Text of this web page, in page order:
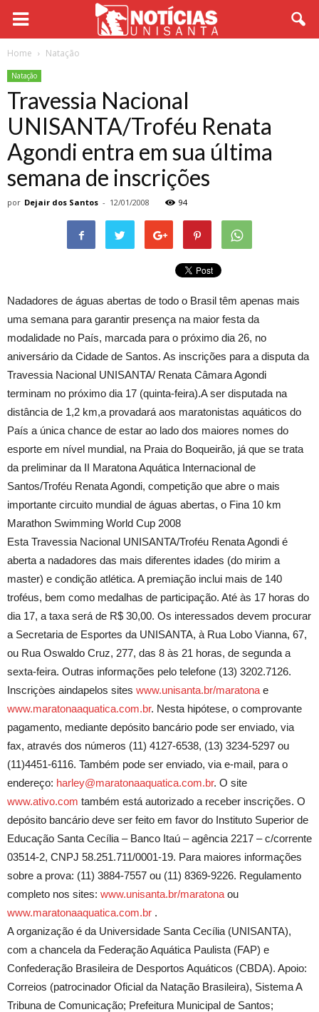
Home Natação
Natação
Travessia Nacional
UNISANTA/Troféu Renata
Agondi entra em sua última
semana de inscrições
por Dejair dos Santos - 12/01/2008 94
Nadadores de águas abertas de todo o Brasil têm apenas mais
uma semana para garantir presença na maior festa da
modalidade no País, marcada para o próximo dia 26, no
aniversário da Cidade de Santos. As inscrições para a disputa da
Travessia Nacional UNISANTA/ Renata Câmara Agondi
terminam no próximo dia 17 (quinta-feira).A ser disputada na
distância de 1,2 km,a provadará aos maratonistas aquáticos do
País a única chance de estar ao lado dos maiores nomes do
esporte em nível mundial, na Praia do Boqueirão, já que se trata
da preliminar da II Maratona Aquática Internacional de
Santos/Troféu Renata Agondi, competição que abre o mais
importante circuito mundial de águas abertas, o Fina 10 km
Marathon Swimming World Cup 2008
Esta Travessia Nacional UNISANTA/Troféu Renata Agondi é
aberta a nadadores das mais diferentes idades (do mirim a
master) e condição atlética. A premiação inclui mais de 140
troféus, bem como medalhas de participação. Até às 17 horas do
dia 17, a taxa será de R$ 30,00. Os interessados devem procurar
a Secretaria de Esportes da UNISANTA, à Rua Lobo Vianna, 67,
ou Rua Oswaldo Cruz, 277, das 8 às 21 horas, de segunda a
sexta-feira. Outras informações pelo telefone (13) 3202.7126.
Inscriçòes aindapelos sites www.unisanta.br/maratona e
www.maratonaaquatica.com.br. Nesta hipótese, o comprovante
pagamento, mediante depósito bancário pode ser enviado, via
fax, através dos números (11) 4127-6538, (13) 3234-5297 ou
(11)4451-6116. Também pode ser enviado, via e-mail, para o
endereço: harley@maratonaaquatica.com.br. O site
www.ativo.com também está autorizado a receber inscrições. O
depósito bancário deve ser feito em favor do Instituto Superior de
Educação Santa Cecília – Banco Itaú – agência 2217 – c/corrente
03514-2, CNPJ 58.251.711/0001-19. Para maiores informações
sobre a prova: (11) 3884-7557 ou (11) 8369-9226. Regulamento
completo nos sites: www.unisanta.br/maratona ou
www.maratonaaquatica.com.br .
A organização é da Universidade Santa Cecília (UNISANTA),
com a chancela da Federação Aquática Paulista (FAP) e
Confederação Brasileira de Desportos Aquáticos (CBDA). Apoio:
Correios (patrocinador Oficial da Natação Brasileira), Sistema A
Tribuna de Comunicação; Prefeitura Municipal de Santos;